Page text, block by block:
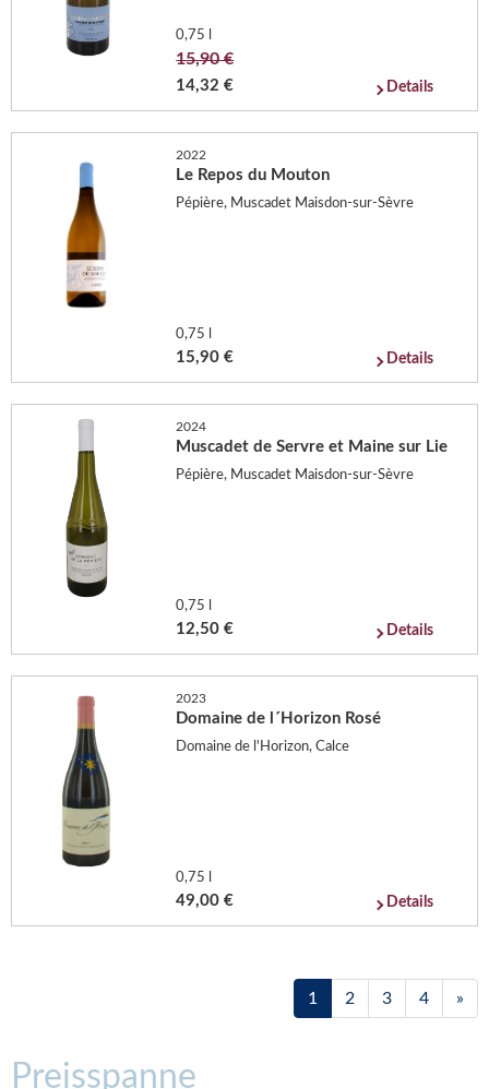
0,75 l
15,90 €
14,32 € Details
2022
Le Repos du Mouton
Pépière, Muscadet Maisdon-sur-Sèvre
0,75 l
15,90 € Details
2024
Muscadet de Servre et Maine sur Lie
Pépière, Muscadet Maisdon-sur-Sèvre
0,75 l
12,50 € Details
2023
Domaine de l´Horizon Rosé
Domaine de l'Horizon, Calce
0,75 l
49,00 € Details
1 2 3 4 »
Preisspanne